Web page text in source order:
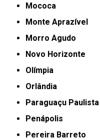
Mococa
Monte Aprazível
Morro Agudo
Novo Horizonte
Olímpia
Orlândia
Paraguaçu Paulista
Penápolis
Pereira Barreto